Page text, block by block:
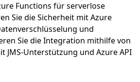
Functions für serverlose
Sie die Sicherheit mit Azure
und
Sie die Integration mithilfe von
JMS-Unterstützung und Azure API